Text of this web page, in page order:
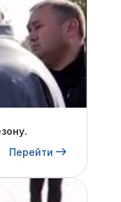
Перейти